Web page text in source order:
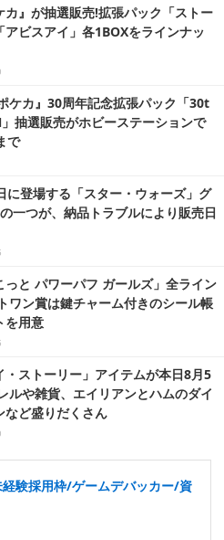
カ』が抽選販売!拡張パック「ストー
アビスアイ」各1BOXをラインナッ
ケカ』30周年記念拡張パック「30t
抽選販売がホビーステーションで
で
に登場する「スター・ウォーズ」グ
一つが、納品トラブルにより販売日
っと パワーパフ ガールズ」全ライン
ワン賞は鍵チャーム付きのシール帳
を用意
・ストーリー」アイテムが本日8月5
ルや雑貨、エイリアンとハムのダイ
など盛りだくさん
経験採用枠/ゲームデバッカー/資